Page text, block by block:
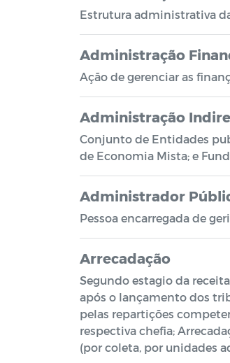
Estrutura administrativa
Administração
Ação de gerenciar as
Administração
Conjunto de Entidades
de Economia Mista; e
Administrador
Pessoa encarregada de
Arrecadação
Segundo estagio da
após o lançamento dos
pelas repartições
respectiva chefia;
(por coleta, por unidades